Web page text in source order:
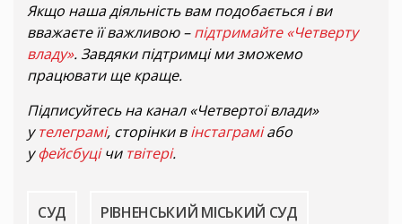
Якщо наша діяльність вам подобається і ви
вважаєте її важливою –підтримайте «Четверту
владу». Завдяки підтримці ми зможемо
працювати ще краще.
Підписуйтесь на канал «Четвертої влади»
утелеграмі, сторінки вінстаграміабо
уфейсбуцічи твітері.
СУД РІВНЕНСЬКИЙ МІСЬКИЙ СУД